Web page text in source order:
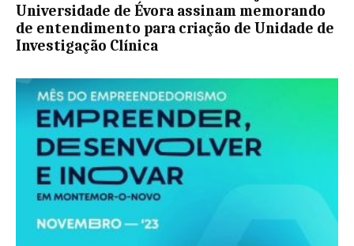
Universidade de Évora assinam memorando
de entendimento para criação de Unidade de
Investigação Clínica